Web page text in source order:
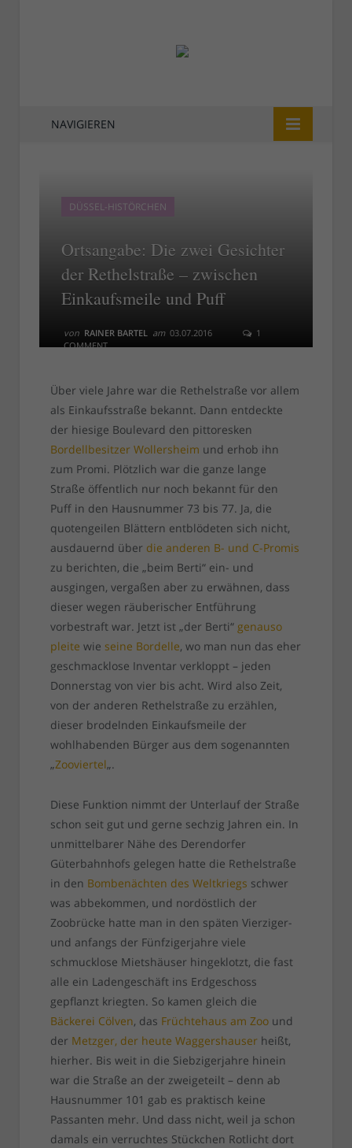
NAVIGIEREN
DÜSSEL-HISTÖRCHEN
Ortsangabe: Die zwei Gesichter
der Rethelstraße – zwischen
Einkaufsmeile und Puff
von RAINER BARTEL am 03.07.2016
1
COMMENT
Über viele Jahre war die Rethelstraße vor allem
als Einkaufsstraße bekannt. Dann entdeckte
der hiesige Boulevard den pittoresken
Bordellbesitzer Wollersheim und erhob ihn
zum Promi. Plötzlich war die ganze lange
Straße öffentlich nur noch bekannt für den
Puff in den Hausnummer 73 bis 77. Ja, die
quotengeilen Blättern entblödeten sich nicht,
ausdauernd über die anderen B- und C-Promis
zu berichten, die „beim Berti“ ein- und
ausgingen, vergaßen aber zu erwähnen, dass
dieser wegen räuberischer Entführung
vorbestraft war. Jetzt ist „der Berti“ genauso
pleite wie seine Bordelle, wo man nun das eher
geschmacklose Inventar verkloppt – jeden
Donnerstag von vier bis acht. Wird also Zeit,
von der anderen Rethelstraße zu erzählen,
dieser brodelnden Einkaufsmeile der
wohlhabenden Bürger aus dem sogenannten
„Zooviertel„.
Diese Funktion nimmt der Unterlauf der Straße
schon seit gut und gerne sechzig Jahren ein. In
unmittelbarer Nähe des Derendorfer
Güterbahnhofs gelegen hatte die Rethelstraße
in den Bombenächten des Weltkriegs schwer
was abbekommen, und nordöstlich der
Zoobrücke hatte man in den späten Vierziger-
und anfangs der Fünfzigerjahre viele
schmucklose Mietshäuser hingeklotzt, die fast
alle ein Ladengeschäft ins Erdgeschoss
gepflanzt kriegten. So kamen gleich die
Bäckerei Cölven, das Früchtehaus am Zoound
der Metzger, der heute Waggershauserheißt,
hierher. Bis weit in die Siebzigerjahre hinein
war die Straße an der zweigeteilt – denn ab
Hausnummer 101 gab es praktisch keine
Passanten mehr. Und dass nicht, weil ja schon
damals ein verruchtes Stückchen Rotlicht dort